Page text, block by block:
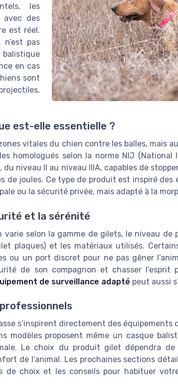
les
avec des
est réel.
pas
balistique
en cas
sont
est-elle essentielle ?
vitales du chien contre les balles, mais
homologués selon la norme NIJ
niveau II au niveau IIIA, capables de
de joules. Ce type de produit est inspiré
ou la sécurité privée, mais adapté à la
et la sérénité
varie selon la gamme de gilets, le niveau de
plaques) et les matériaux utilisés.
ou un port discret pour ne pas gêner
de son compagnon et chasser l’esprit
de surveillance adapté peut aussi
s’inspirent directement des équipements
modèles proposent même un casque
Le choix du produit gilet dépendra de
de l’animal. Les prochaines sections
de choix et les conseils pour habituer